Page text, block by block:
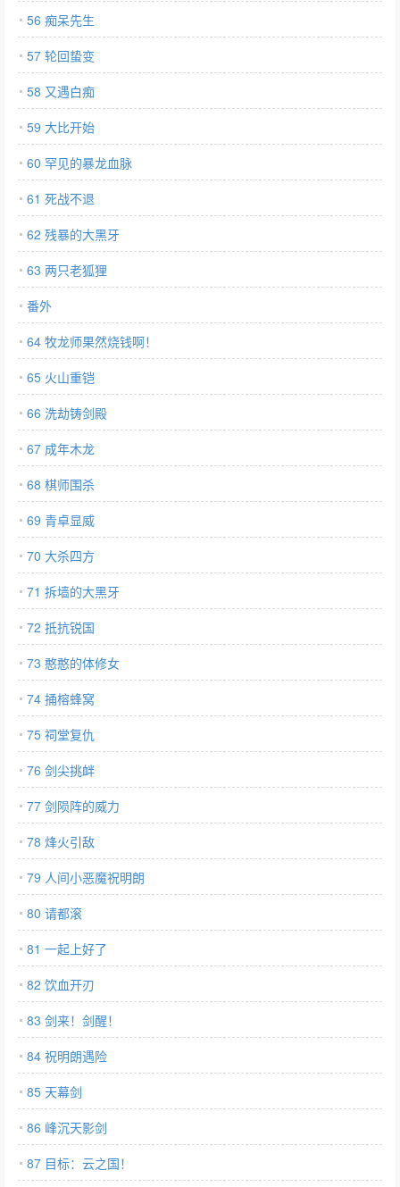
56 痴呆先生
57 轮回蛰变
58 又遇白痴
59 大比开始
60 罕见的暴龙血脉
61 死战不退
62 残暴的大黑牙
63 两只老狐狸
番外
64 牧龙师果然烧钱啊！
65 火山重铠
66 洗劫铸剑殿
67 成年木龙
68 棋师围杀
69 青卓显威
70 大杀四方
71 拆墙的大黑牙
72 抵抗锐国
73 憨憨的体修女
74 捅榕蜂窝
75 祠堂复仇
76 剑尖挑衅
77 剑陨阵的威力
78 烽火引敌
79 人间小恶魔祝明朗
80 请都滚
81 一起上好了
82 饮血开刃
83 剑来！剑醒！
84 祝明朗遇险
85 天幕剑
86 峰沉天影剑
87 目标：云之国！